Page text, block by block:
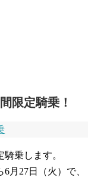
限定騎乗！
乗します。
月27日（火）で、